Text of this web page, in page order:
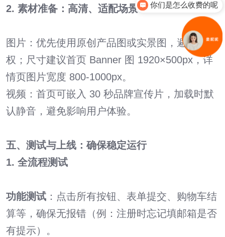
2. 素材准备：高清、适配场景
图片：优先使用原创产品图或实景图，避免侵
权；尺寸建议首页 Banner 图 1920×500px，详
情页图片宽度 800-1000px。
视频：首页可嵌入 30 秒品牌宣传片，加载时默
认静音，避免影响用户体验。
五、测试与上线：确保稳定运行
1. 全流程测试
功能测试 ：点击所有按钮、表单提交、购物车结
算等，确保无报错（例：注册时忘记填邮箱是否
有提示）。
你们是怎么收费的呢